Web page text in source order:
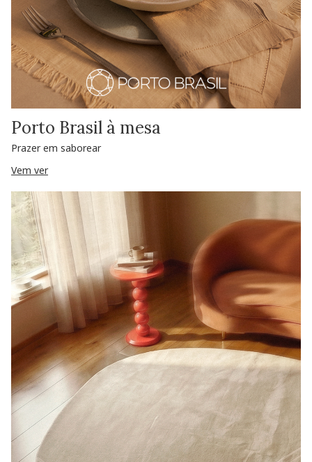
Porto Brasil à mesa
Prazer em saborear
Vem ver